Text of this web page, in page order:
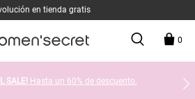
en tienda gratis
0
SALE! Hasta un 60% de descuento.